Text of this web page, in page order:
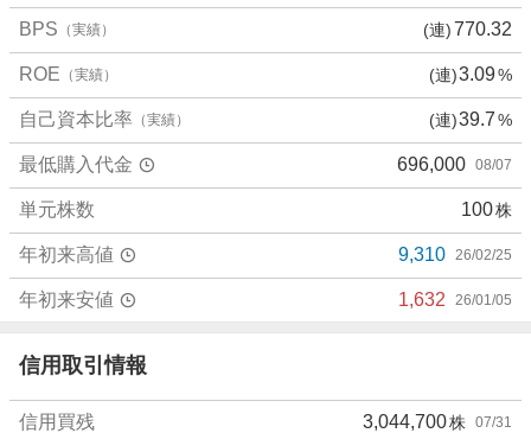
%
、
様
見
9
.
8
4
%
、
売
り
た
い
1
BPS （実績） (連)770.32
ROE （実績） (連)3.09%
自己資本比率 （実績） (連)39.7%
最低購入代金 696,000 08/07
単元株数 100株
年初来高値 9,310 26/02/25
年初来安値 1,632 26/01/05
信用取引情報
信用買残 3,044,700株 07/31